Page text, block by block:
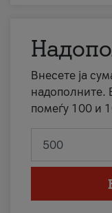
Внесете ја
надополните.
помеѓу 100 и